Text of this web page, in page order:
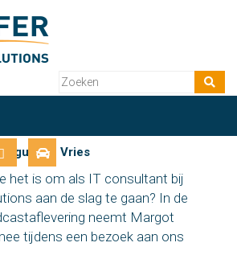
de Vries
het is om als IT consultant bij
aan de slag te gaan? In de
neemt Margot
tijdens een bezoek aan ons